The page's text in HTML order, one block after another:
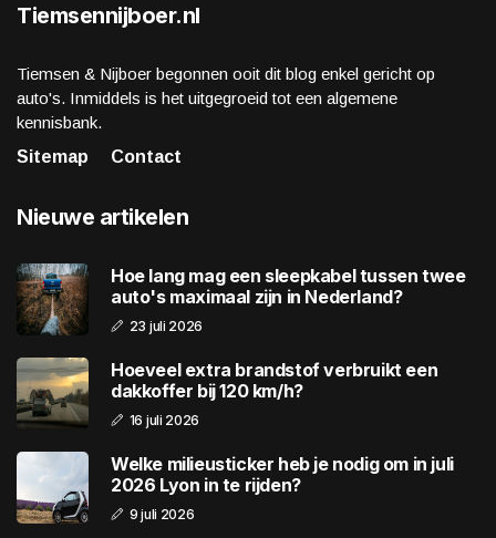
Tiemsennijboer.nl
Tiemsen & Nijboer begonnen ooit dit blog enkel gericht op
auto's. Inmiddels is het uitgegroeid tot een algemene
kennisbank.
Sitemap
Contact
Nieuwe artikelen
Hoe lang mag een sleepkabel tussen twee
auto's maximaal zijn in Nederland?
23 juli 2026
Hoeveel extra brandstof verbruikt een
dakkoffer bij 120 km/h?
16 juli 2026
Welke milieusticker heb je nodig om in juli
2026 Lyon in te rijden?
9 juli 2026